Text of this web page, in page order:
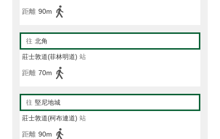
距離 90m
往 北角
莊士敦道(菲林明道) 站
距離 70m
往 堅尼地城
莊士敦道(柯布連道) 站
距離 90m